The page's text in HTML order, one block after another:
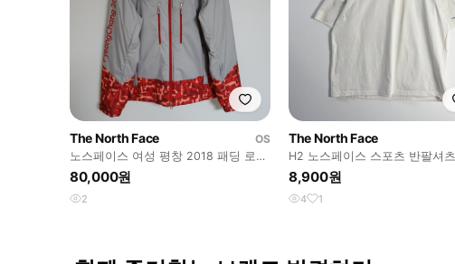
The North Face
OS
노스페이스 여성 평창 2018 패딩 로고
여자 후드 점퍼 H4
80,000원
2
The North Face
H2 노스페이스 스포츠 반팔셔츠
사이즈
8,900원
4 1